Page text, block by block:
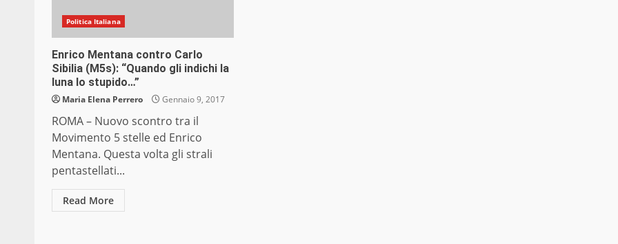
Politica Italiana
Enrico Mentana contro Carlo
Sibilia (M5s): “Quando gli indichi la
luna lo stupido…”
Maria Elena Perrero Gennaio 9, 2017
ROMA – Nuovo scontro tra il
Movimento 5 stelle ed Enrico
Mentana. Questa volta gli strali
pentastellati...
Read More